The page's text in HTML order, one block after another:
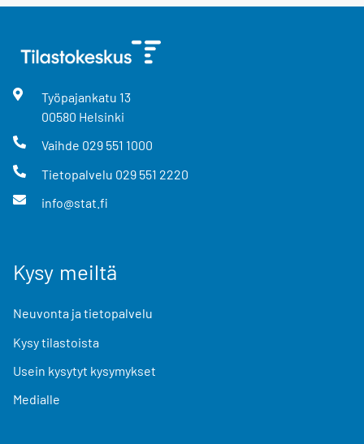
Työpajankatu 13
00580 Helsinki
Vaihde 029 551 1000
Tietopalvelu 029 551 2220
info@stat.fi
Kysy meiltä
Neuvonta ja tietopalvelu
Kysy tilastoista
Usein kysytyt kysymykset
Medialle